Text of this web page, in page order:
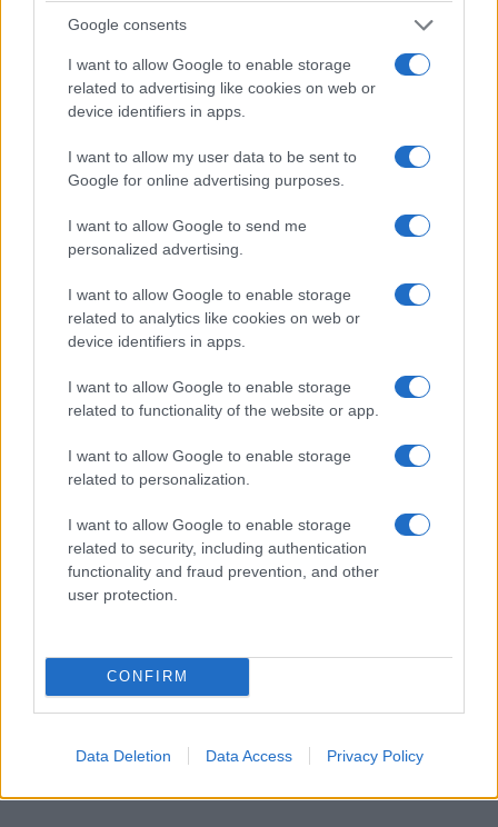
Google consents
I want to allow Google to enable storage
related to advertising like cookies on web or
device identifiers in apps.
I want to allow my user data to be sent to
Google for online advertising purposes.
I want to allow Google to send me
personalized advertising.
I want to allow Google to enable storage
related to analytics like cookies on web or
device identifiers in apps.
I want to allow Google to enable storage
related to functionality of the website or app.
I want to allow Google to enable storage
related to personalization.
I want to allow Google to enable storage
related to security, including authentication
functionality and fraud prevention, and other
user protection.
CONFIRM
Data Deletion Data Access Privacy Policy